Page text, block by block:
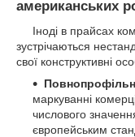
американських
Іноді в прайсах
зустрічаються
свої конструктивні
маркуванні
числового
європейським